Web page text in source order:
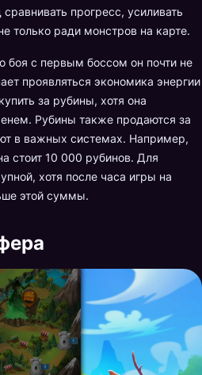
прогресс, усиливать
только ради монстров на карте.
боя с первым боссом он почти не
проявляться экономика энергии
за рубины, хотя она
Рубины также продаются за
в важных системах. Например,
стоит 10 000 рубинов. Для
хотя после часа игры на
этой суммы.